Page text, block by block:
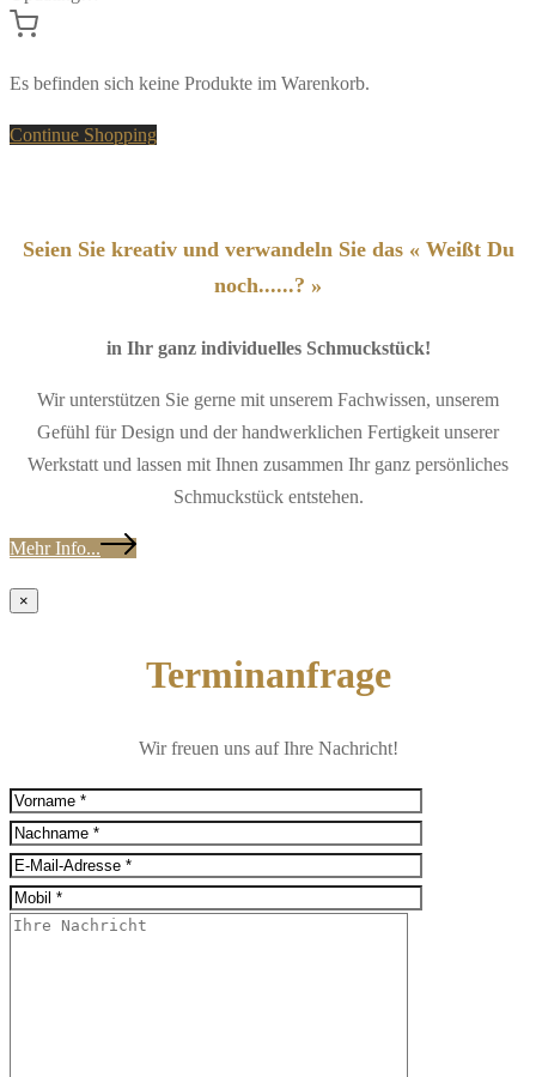
Es befinden sich keine Produkte im Warenkorb.
Continue Shopping
Seien Sie kreativ und verwandeln Sie das « Weißt Du
noch......? »
in Ihr ganz individuelles Schmuckstück!
Wir unterstützen Sie gerne mit unserem Fachwissen, unserem
Gefühl für Design und der handwerklichen Fertigkeit unserer
Werkstatt und lassen mit Ihnen zusammen Ihr ganz persönliches
Schmuckstück entstehen.
Mehr Info...
×
Terminanfrage
Wir freuen uns auf Ihre Nachricht!